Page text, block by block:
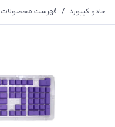
جادو کیبورد / فهرست محصولات